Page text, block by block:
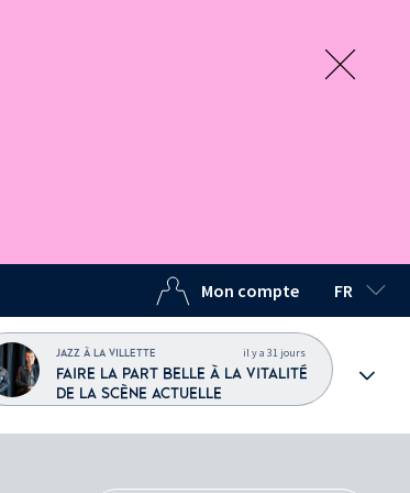
Mon compte FR
LANGUE
JAZZ À LA VILLETTE il y a 31 jours
FAIRE LA PART BELLE À LA VITALITÉ
DE LA SCÈNE ACTUELLE